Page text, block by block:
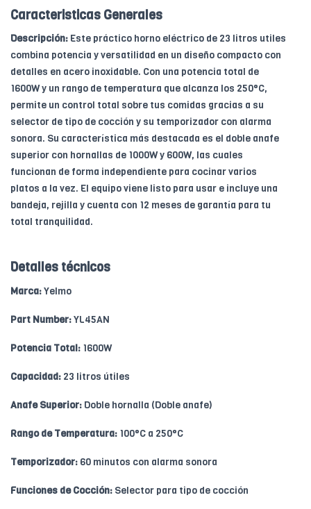
Caracteristicas Generales
Descripción: Este práctico horno eléctrico de 23 litros utiles
combina potencia y versatilidad en un diseño compacto con
detalles en acero inoxidable. Con una potencia total de
1600W y un rango de temperatura que alcanza los 250°C,
permite un control total sobre tus comidas gracias a su
selector de tipo de cocción y su temporizador con alarma
sonora. Su característica más destacada es el doble anafe
superior con hornallas de 1000W y 600W, las cuales
funcionan de forma independiente para cocinar varios
platos a la vez. El equipo viene listo para usar e incluye una
bandeja, rejilla y cuenta con 12 meses de garantía para tu
total tranquilidad.
Detalles técnicos
Marca:Yelmo
Part Number:YL45AN
Potencia Total: 1600W
Capacidad: 23 litros útiles
Anafe Superior: Doble hornalla (Doble anafe)
Rango de Temperatura: 100°C a 250°C
Temporizador: 60 minutos con alarma sonora
Funciones de Cocción: Selector para tipo de cocción